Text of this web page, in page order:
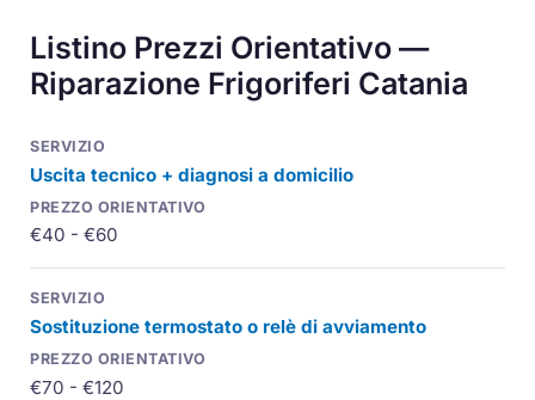
Listino Prezzi Orientativo —
Riparazione Frigoriferi Catania
Uscita tecnico + diagnosi a domicilio
€40 - €60
Sostituzione termostato o relè di avviamento
€70 - €120